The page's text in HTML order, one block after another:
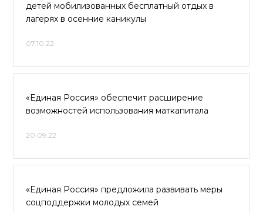
детей мобилизованных бесплатный отдых в
лагерях в осенние каникулы
07.10.22
«Единая Россия» обеспечит расширение
возможностей использования маткапитала
20.09.22
«Единая Россия» предложила развивать меры
соцподдержки молодых семей